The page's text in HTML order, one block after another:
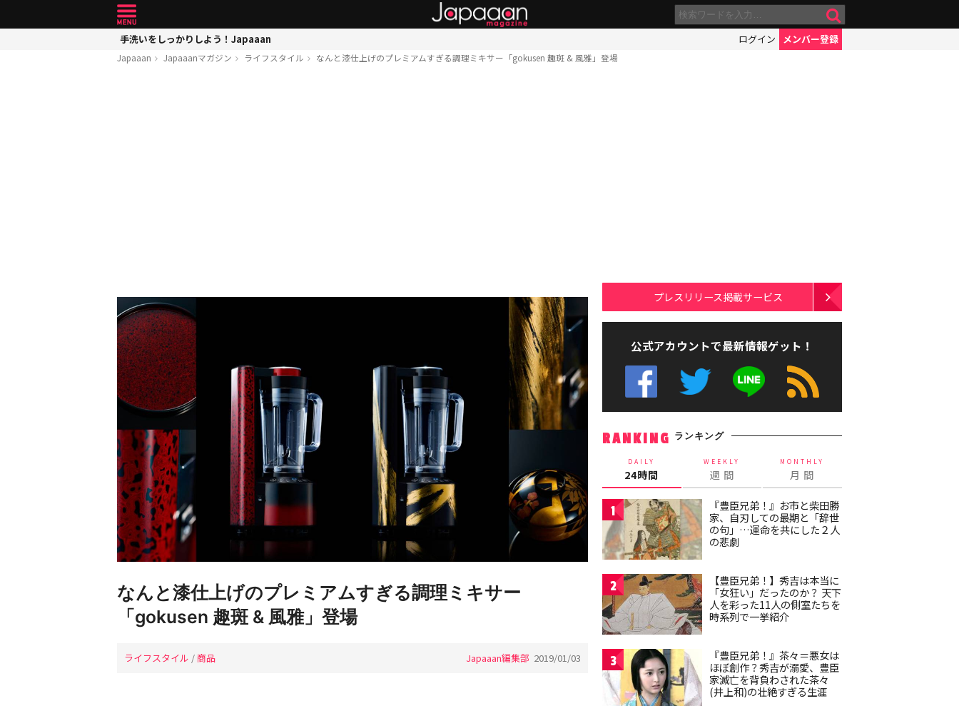
手洗いをしっかりしよう！Japaaan ログイン メンバー登録
Japaaan Japaaanマガジン ライフスタイル なんと漆仕上げのプレミアムすぎる調理ミキサー「gokusen 趣斑 & 風雅」登場
なんと漆仕上げのプレミアムすぎる調理ミキサー
「gokusen 趣斑 & 風雅」登場
ライフスタイル / 商品 Japaaan編集部 2019/01/03
プレスリリース掲載サービス
公式アカウントで最新情報ゲット！
RANKING ランキング
DAILY
24時間
WEEKLY
週 間
MONTHLY
月 間
1
『豊臣兄弟！』お市と柴田勝
家、自刃しての最期と「辞世
の句」…運命を共にした２人
の悲劇
2
【豊臣兄弟！】秀吉は本当に
「女狂い」だったのか？ 天下
人を彩った11人の側室たちを
時系列で一挙紹介
3
『豊臣兄弟！』茶々＝悪女は
ほぼ創作？秀吉が溺愛、豊臣
家滅亡を背負わされた茶々
(井上和)の壮絶すぎる生涯